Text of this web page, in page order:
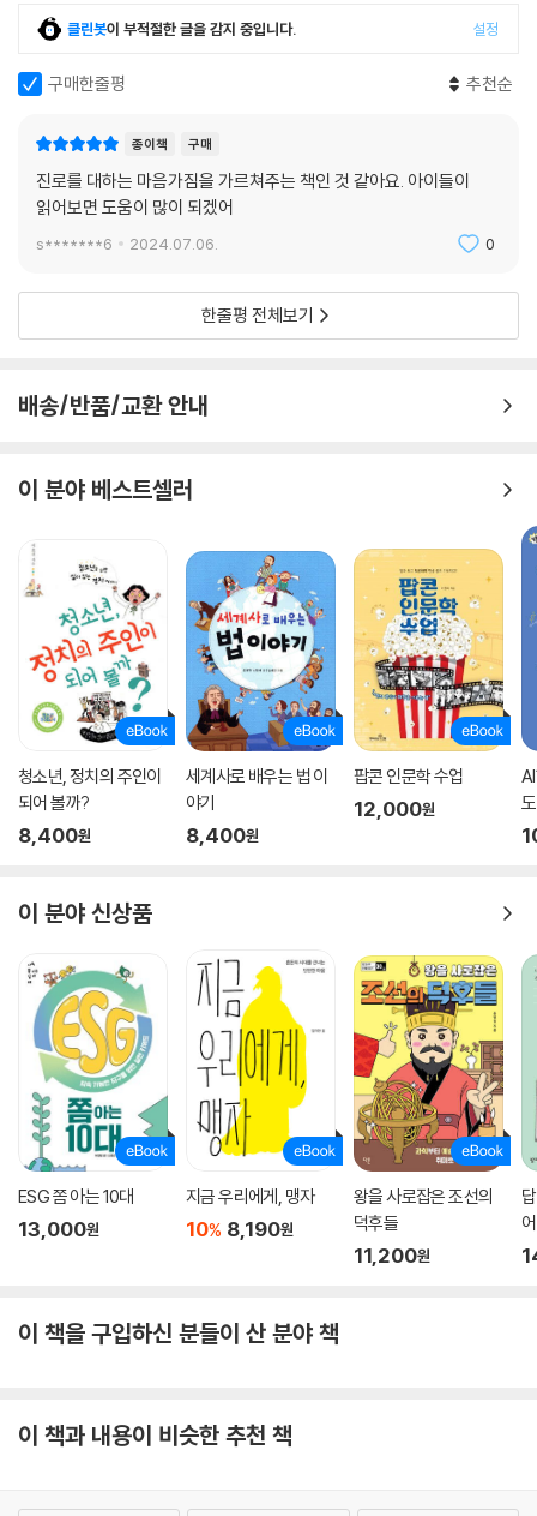
2025년부터 시작될 고교학점제는 일찍부터 진로를 탐색하고 발견한 학
생들에게 유리하다. 같은 반에서 같은 수업을 듣는 것이 아니라 내가 원하
는 방향에 맞춰 수업을 듣고, 그 학점을 모두 채운 후에야 졸업할 수 있기
때문이다. 그렇기 때문에 내 진로의 방향을 좁히지 않으면 정작 진로 탐색
이 책은 총 4부로 구성돼 있다. 1부에서는 미래 사회를 이해하고, 그 시대
에 필요한 직업이 무엇인지 탐색한다. 많은 학생들이 중고물품 거래나 주
식 투자를 통해 생계만 유지할 수 있다면 직업은 없어도 된다고 생각한다.
이익이 되는 것이어야 한다고 강조한다. 돈만 버는 것이 아니라 일하고 나
면 뿌듯해질 수 있는 게 바로 직업인 것이다. 여기서 저자는 직업이 갖는 의
은 나만의 흥미와 특성을 어떻게 살릴 수 있을지를 중점적으로 다룬다. 나
만의 흥미와 특성은 상상만으로는 알 수 없다. 직접 부딪혀야 하기 때문에
해보고 싶었다고 한다. 항상 웃으며 밝게 주문을 받고 생일 파티를 해주는
일이 적성에 맞다고 생각한 것이다. 하지만 직접 해보니 현실은 달랐다. 학
생들의 눈높이로 설명하는 저자의 경험담을 읽다 보면 진로를 찾기 위해
자신이 할 수 있는 일, 할 수 없는 일에 대한 판단이 선행되어야 함을 배울
수 있다.
3부에서는 자신이 좋아하는 일을 하는 사람들을 소개하며 나만의 브랜드
를 만들어가는 방법을 소개한다. 진로는 이 세상에서 나만의 자리를 찾아
없는 고유한 자기 특성을 알아야 한다. 학기 초마다 학생들이 해보는 홀랜
드 검사, 친구들과 농담처럼 주고받는 MBTI에서도 개성을 찾을 수 있다.
지금 바로 찾아볼 수 있는 사례들을 통해 학생들이 자기를 탐색할 수 있도
다. 여기서 저자는 진로를 찾는 독서법과 함께 학생부종합전형에 나의 진
로를 어떻게 드러낼지, 그러기 위해 어떤 책을 읽어야 할지도 가르쳐준다.
당장 눈앞에 닥친 고교학점제를 즐기기 위한 시간 관리, 마음 다독이기까
지 소개하며 진로에서 발생하는 불안과 불확실성을 견딜 수 있도록 이끈
진로 발견의 핵심인 독서,
도서관과 친해질수록 진로도 다가온다
진로 탐색의 가장 큰 핵심은 자기 이해이자 간접적·직접적인 경험이다. 이
두 가지를 충족시켜주는 것이 바로 독서다. 진로와 독서는 전혀 상관없어
다 더 많이 아는 사람들에게 관심이 많은 분야에 대해 더 알기 위해서도 독
게다가 도서관은 진로 때문에 답답하고 고민 많은 학생들이 자기만의 멘토
와 롤 모델을 찾을 수 있는 곳이기도 하다. 세상 어느 누구도 자기만의 진로
클린봇이 부적절한 글을 감지 중입니다. 설정
구매한줄평 추천순
종이책 구매
진로를 대하는 마음가짐을 가르쳐주는 책인 것 같아요. 아이들이
읽어보면 도움이 많이 되겠어
s*******6 2024.07.06. 0
한줄평 전체보기
배송/반품/교환 안내
이 분야 베스트셀러
청소년, 정치의 주인이
되어 볼까?
8,400원
세계사로 배우는 법 이
야기
8,400원
팝콘 인문학 수업
12,000원
이 분야 신상품
ESG 쫌 아는 10대
13,000원
지금 우리에게, 맹자
10% 8,190원
왕을 사로잡은 조선의
덕후들
11,200원
어
이 책을 구입하신 분들이 산 분야 책
이 책과 내용이 비슷한 추천 책